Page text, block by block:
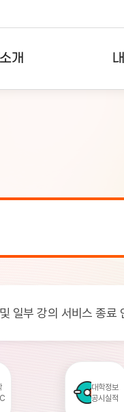
개
스 점검 안내(7월 24일
일부 강의 서비스 종료
대학의 원격강좌 현황
대학정보
공시실적